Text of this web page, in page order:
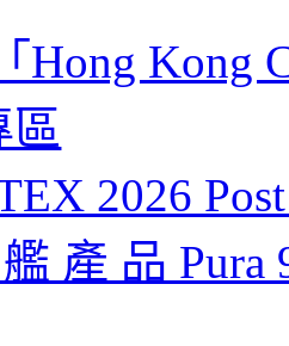
Hong Kong
區
2026
產 品 Pura